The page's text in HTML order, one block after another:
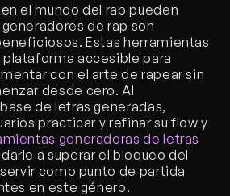
el mundo del rap pueden
de rap son
Estas herramientas
accesible para
con el arte de rapear sin
desde cero. Al
de letras generadas,
practicar y refinar su flow y
generadoras de letras
a superar el bloqueo del
como punto de partida
en este género.